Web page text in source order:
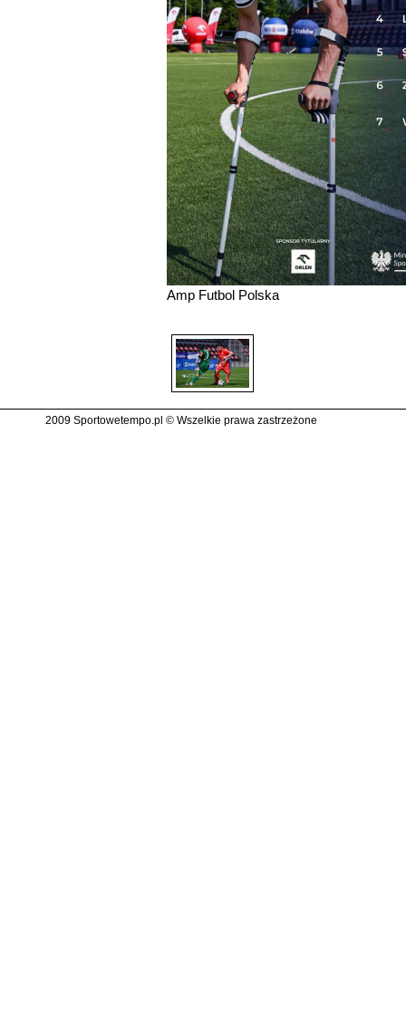
Amp Futbol Polska
2009 Sportowetempo.pl © Wszelkie prawa zastrzeżone